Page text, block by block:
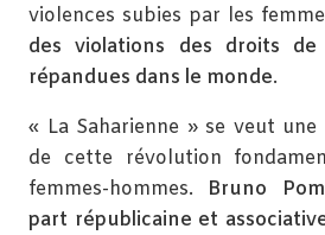
violences subies par les
des violations des droits de
répandues dans le monde.
« La Saharienne » se veut
de cette révolution
femmes-hommes. Bruno
part républicaine et